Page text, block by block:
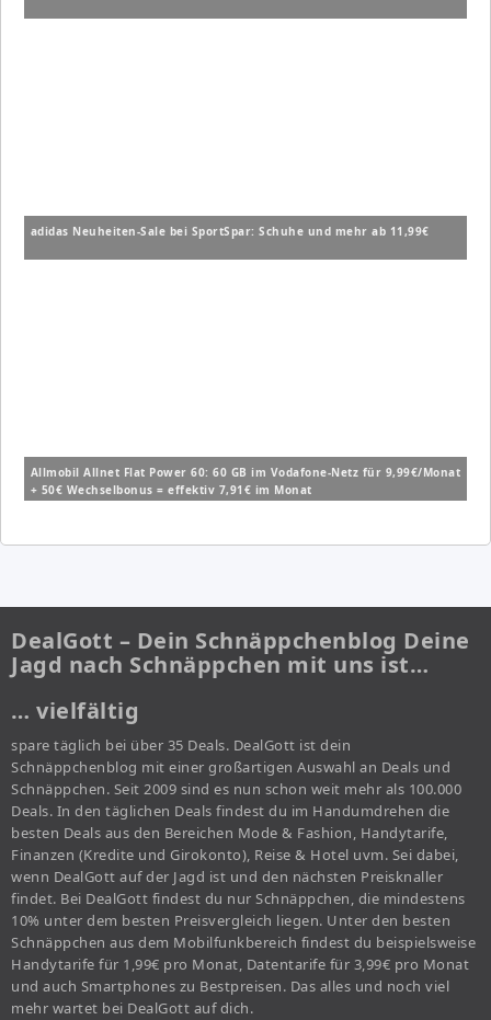
adidas Neuheiten-Sale bei SportSpar: Schuhe und mehr ab 11,99€
Allmobil Allnet Flat Power 60: 60 GB im Vodafone-Netz für 9,99€/Monat
+ 50€ Wechselbonus = effektiv 7,91€ im Monat
DealGott – Dein Schnäppchenblog Deine
Jagd nach Schnäppchen mit uns ist…
… vielfältig
spare täglich bei über 35 Deals. DealGott ist dein
Schnäppchenblog mit einer großartigen Auswahl an Deals und
Schnäppchen. Seit 2009 sind es nun schon weit mehr als 100.000
Deals. In den täglichen Deals findest du im Handumdrehen die
besten Deals aus den Bereichen Mode & Fashion, Handytarife,
Finanzen (Kredite und Girokonto), Reise & Hotel uvm. Sei dabei,
wenn DealGott auf der Jagd ist und den nächsten Preisknaller
findet. Bei DealGott findest du nur Schnäppchen, die mindestens
10% unter dem besten Preisvergleich liegen. Unter den besten
Schnäppchen aus dem Mobilfunkbereich findest du beispielsweise
Handytarife für 1,99€ pro Monat, Datentarife für 3,99€ pro Monat
und auch Smartphones zu Bestpreisen. Das alles und noch viel
mehr wartet bei DealGott auf dich.